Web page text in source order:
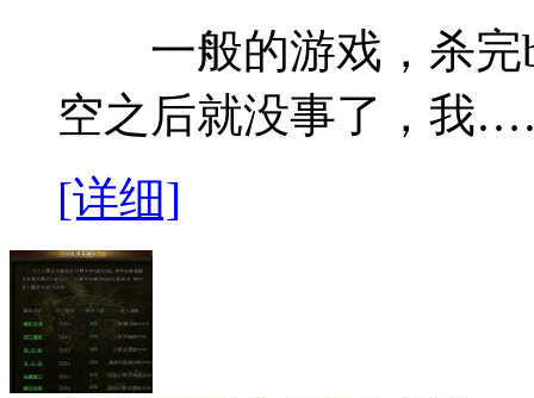
一般的游戏，杀完
空之后就没事了，我
[详细]